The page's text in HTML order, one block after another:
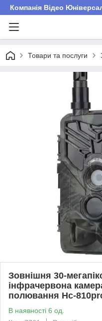
Компанія Відео
Товари та послуги
Зовнішня 30-
інфрачервона
полювання Hc-
В наявності 6 од.